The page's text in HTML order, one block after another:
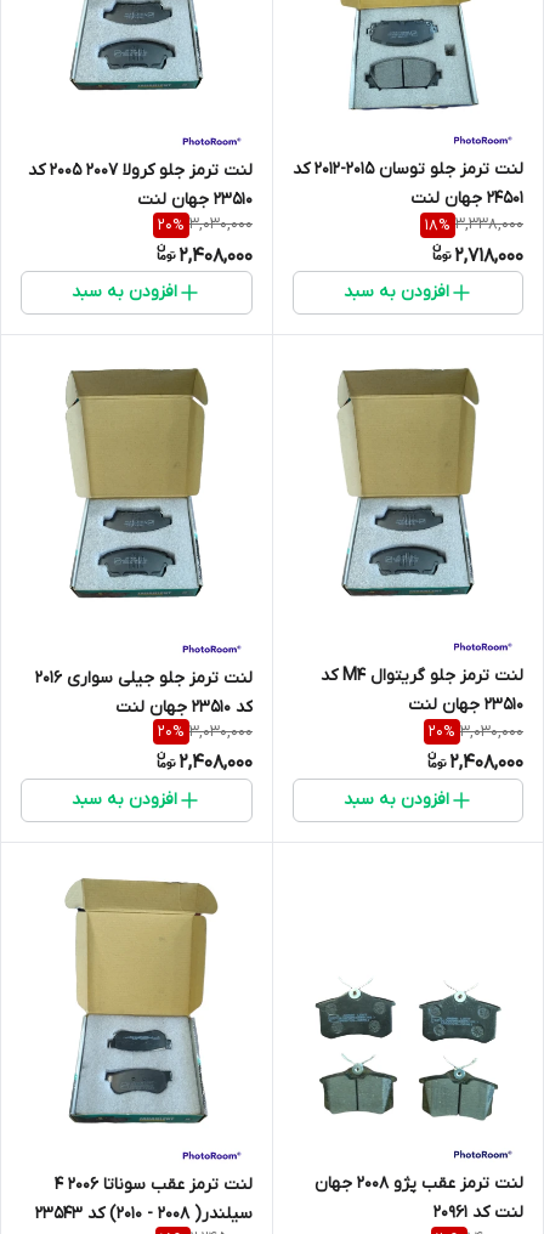
لنت ترمز جلو توسان 2015-2012 کد
24501 جهان لنت
3,338,000
18%
2,718,000
افزودن به سبد
لنت ترمز جلو کرولا 2007 2005 کد
23510 جهان لنت
3,030,000
20%
2,408,000
افزودن به سبد
لنت ترمز جلو گریتوال M4 کد
23510 جهان لنت
3,030,000
20%
2,408,000
افزودن به سبد
لنت ترمز جلو جیلی سواری 2016
کد 23510 جهان لنت
3,030,000
20%
2,408,000
افزودن به سبد
لنت ترمز عقب پژو 2008 جهان
لنت کد 20961
لنت ترمز عقب سوناتا 2006 4
سیلندر( 2008 - 2010) کد 23543